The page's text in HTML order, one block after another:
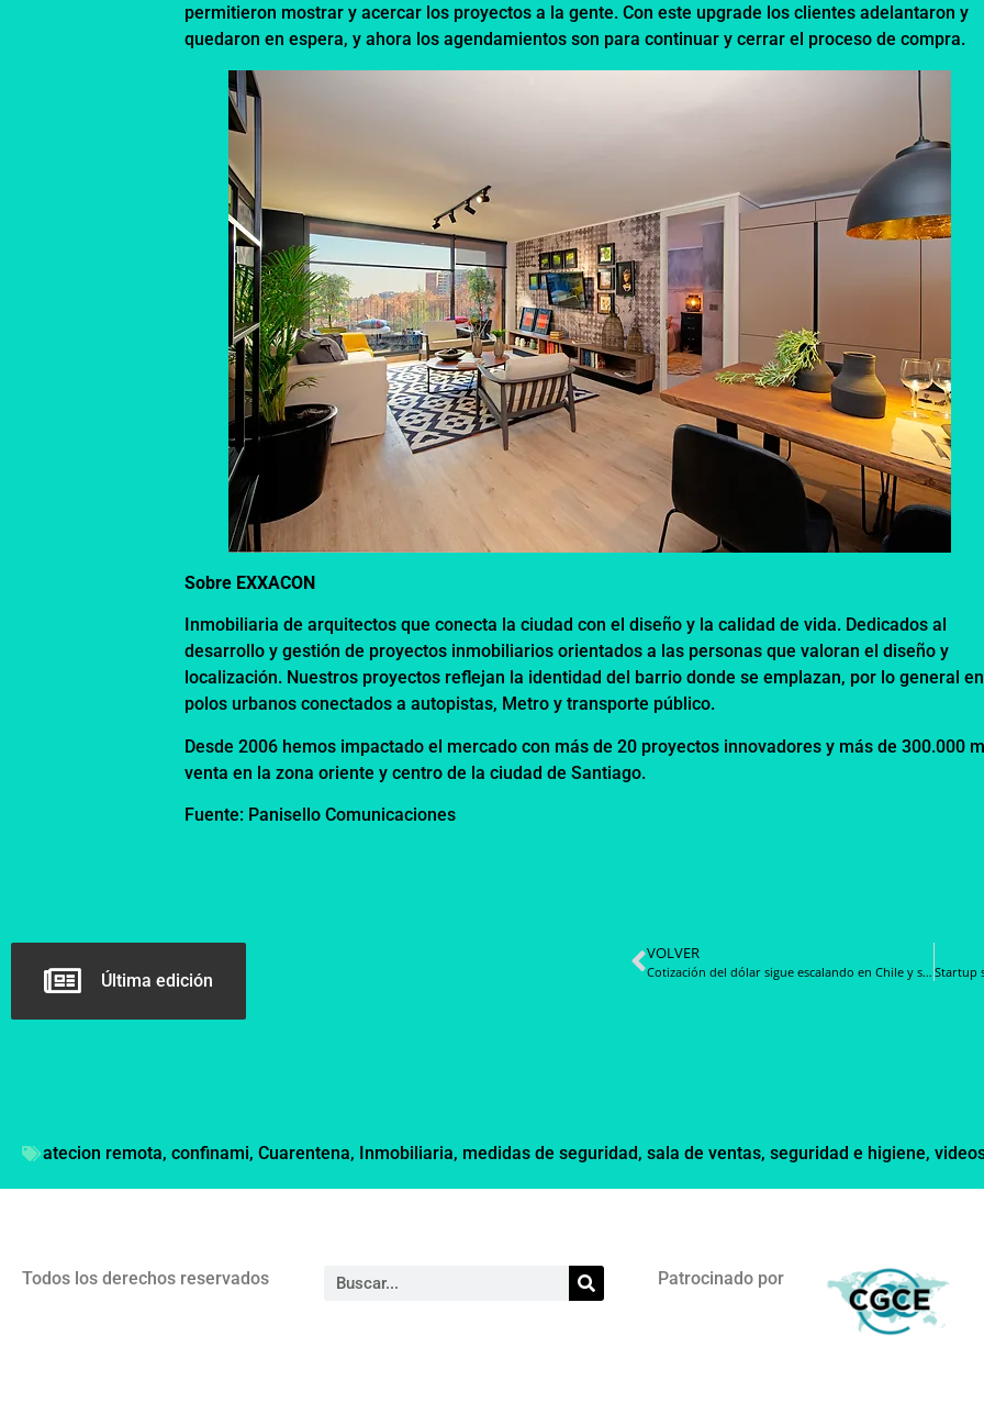
permitieron mostrar y acercar los proyectos a la gente. Con este upgrade los clientes adelantaron y
quedaron en espera, y ahora los agendamientos son para continuar y cerrar el proceso de compra.
Sobre EXXACON
Inmobiliaria de arquitectos que conecta la ciudad con el diseño y la calidad de vida. Dedicados al
desarrollo y gestión de proyectos inmobiliarios orientados a las personas que valoran el diseño y
localización. Nuestros proyectos reflejan la identidad del barrio donde se emplazan, por lo general en
polos urbanos conectados a autopistas, Metro y transporte público.
Desde 2006 hemos impactado el mercado con más de 20 proyectos innovadores y más de 300.000
venta en la zona oriente y centro de la ciudad de Santiago.
Fuente: Panisello Comunicaciones
Última edición
VOLVER
Cotización del dólar sigue escalando en Chile y se transa en $800 esta mañana
atecion remota, confinami, Cuarentena, Inmobiliaria, medidas de seguridad, sala de ventas, seguridad e higiene,
Todos los derechos reservados Patrocinado por